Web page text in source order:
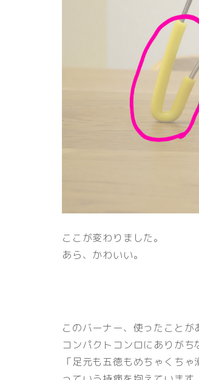
ここが変わりました。
あら、かわいい。
このバーナー、使ったことが
コンパクトコンロにありがち
「足元も五徳もめちゃくちゃ